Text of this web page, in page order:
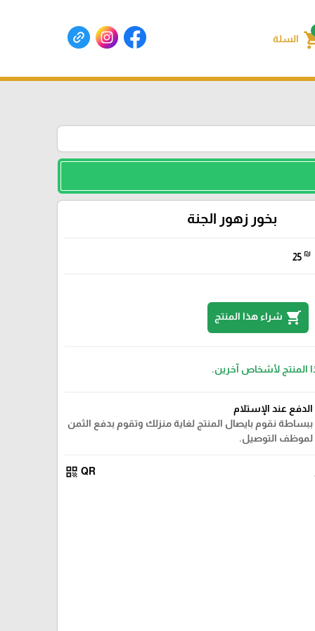
السلة
بخور زهور الجنة
25 ₪
shopping_cart شراء هذا المنتج
المنتج لأشخاص آخرين.
الدفع عند الإستلام
ببساطة نقوم بايصال المنتج لغاية منزلك وتقوم بدفع الثمن
لموظف التوصيل.
QR
qr_code